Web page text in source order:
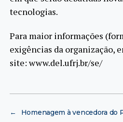
tecnologias.
Para maior informações
exigências da organização,
site: www.del.ufrj.br/se/
←
Homenagem à vencedora do